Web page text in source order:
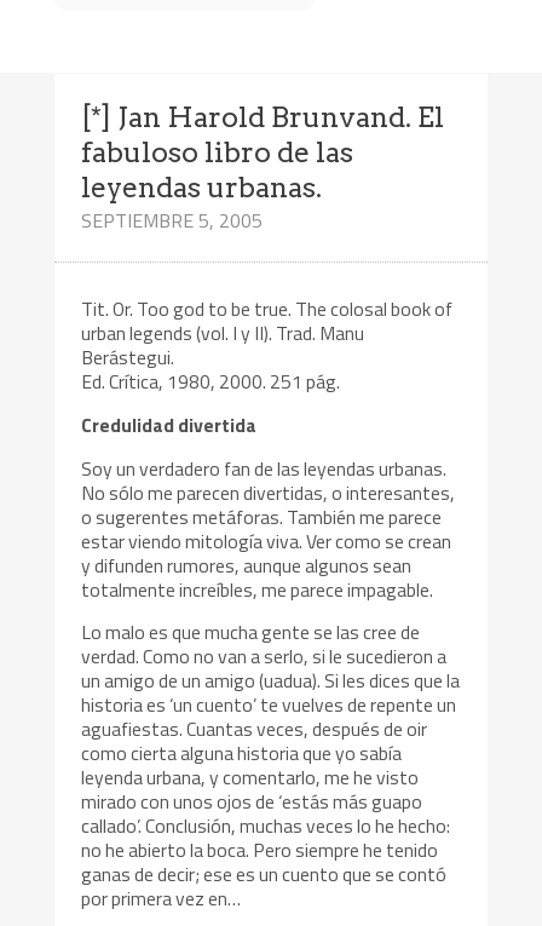
[*] Jan Harold Brunvand. El
fabuloso libro de las
leyendas urbanas.
SEPTIEMBRE 5, 2005
Tit. Or. Too god to be true. The colosal book of
urban legends (vol. I y II). Trad. Manu
Berástegui.
Ed. Crítica, 1980, 2000. 251 pág.
Credulidad divertida
Soy un verdadero fan de las leyendas urbanas.
No sólo me parecen divertidas, o interesantes,
o sugerentes metáforas. También me parece
estar viendo mitología viva. Ver como se crean
y difunden rumores, aunque algunos sean
totalmente increíbles, me parece impagable.
Lo malo es que mucha gente se las cree de
verdad. Como no van a serlo, si le sucedieron a
un amigo de un amigo (uadua). Si les dices que la
historia es ‘un cuento’ te vuelves de repente un
aguafiestas. Cuantas veces, después de oir
como cierta alguna historia que yo sabía
leyenda urbana, y comentarlo, me he visto
mirado con unos ojos de ‘estás más guapo
callado’. Conclusión, muchas veces lo he hecho:
no he abierto la boca. Pero siempre he tenido
ganas de decir; ese es un cuento que se contó
por primera vez en…